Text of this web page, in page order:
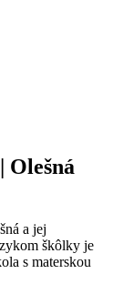
Olešná
a jej
škôlky je
s materskou